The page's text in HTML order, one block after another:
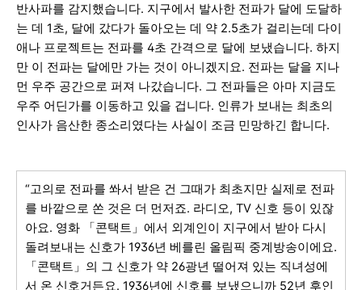
반사파를 감지했습니다. 지구에서 발사한 전파가 달에 도달하
는 데 1초, 달에 갔다가 돌아오는 데 약 2.5초가 걸리는데 다이
애나 프로젝트는 전파를 4초 간격으로 달에 보냈습니다. 하지
만 이 전파는 달에만 가는 것이 아니겠지요. 전파는 달을 지나
먼 우주 공간으로 퍼져 나갔습니다. 그 전파들은 아마 지금도
우주 어딘가를 이동하고 있을 겁니다. 인류가 보내는 최초의
인사가 음산한 종소리였다는 사실이 조금 민망하긴 합니다.
“고의로 전파를 쏴서 받은 건 그때가 최초지만 실제로 전파
를 바깥으로 쏜 것은 더 먼저죠. 라디오, TV 신호 등이 있잖
아요. 영화 「콘택트」에서 외계인이 지구에서 받아 다시
돌려보내는 신호가 1936년 베를린 올림픽 중계방송이에요.
「콘택트」의 그 신호가 약 26광년 떨어져 있는 직녀성에
서 온 신호거든요. 1936년에 신호를 보냈으니까 52년 후인